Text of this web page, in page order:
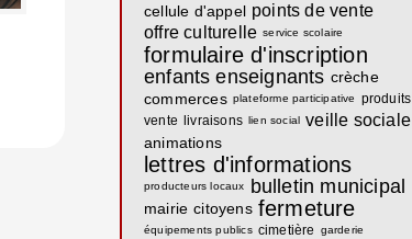
cellule d'appel points de vente
offre culturelle service scolaire
formulaire d'inscription
enfants enseignants crèche
commerces plateforme participative
produits
vente
livraisons lien social veille sociale
animations
lettres d'informations
producteurs locaux bulletin municipal
mairie citoyens fermeture
équipements publics cimetière garderie